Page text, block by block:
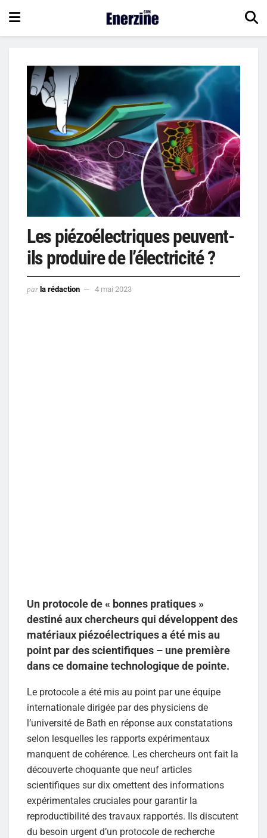
Les piézoélectriques peuvent-
ils produire de l’électricité ?
par la rédaction 4 mai 2023
Un protocole de « bonnes pratiques »
destiné aux chercheurs qui développent des
matériaux piézoélectriques a été mis au
point par des scientifiques – une première
dans ce domaine technologique de pointe.
Le protocole a été mis au point par une équipe
internationale dirigée par des physiciens de
l’université de Bath en réponse aux constatations
selon lesquelles les rapports expérimentaux
manquent de cohérence. Les chercheurs ont fait la
découverte choquante que neuf articles
scientifiques sur dix omettent des informations
expérimentales cruciales pour garantir la
reproductibilité des travaux rapportés. Ils discutent
du besoin urgent d’un protocole de recherche